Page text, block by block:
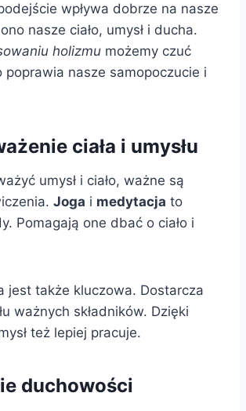
wpływa dobrze na nasze
nasze ciało, umysł i ducha.
holizmu możemy czuć
poprawia nasze samopoczucie i
ciała i umysłu
umysł i ciało, ważne są
Joga i medytacja to
Pomagają one dbać o ciało i
jest także kluczowa. Dostarcza
ważnych składników. Dzięki
też lepiej pracuje.
duchowości